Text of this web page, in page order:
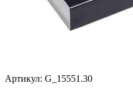
Артикул: G_15551.30